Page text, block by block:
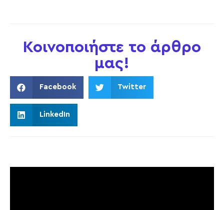
Κοινοποιήστε το άρθρο
μας!
Facebook Twitter
LinkedIn